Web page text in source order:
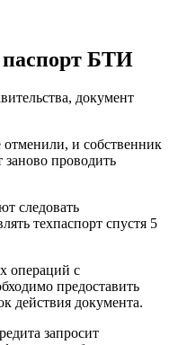
паспорт БТИ
документ
и собственник
заново проводить
следовать
техпаспорт спустя 5
операций с
предоставить
действия документа.
запросит